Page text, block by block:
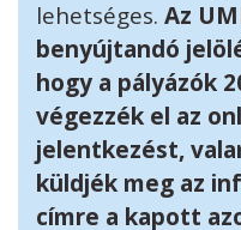
lehetséges. Az
benyújtandó
hogy a pályázók
végezzék el az
jelentkezést,
küldjék meg az
címre a kapott